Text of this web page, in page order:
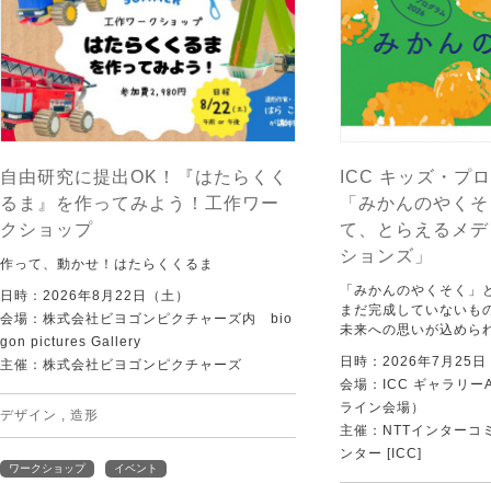
自由研究に提出OK！『はたらくく
るま』を作ってみよう！工作ワー
クショップ
作って、動かせ！はたらくくるま
日時：2026年8月22日（土）
会場：株式会社ビヨゴンピクチャーズ内 bio
gon pictures Gallery
主催：株式会社ビヨゴンピクチャーズ
デザイン , 造形
ワークショップ イベント
ICC キッズ・プ
「みかんのやく
て、とらえるメ
ションズ」
「みかんのやくそく
まだ完成していないも
未来への思いが込めら
日時：2026年7月25
会場：ICC ギャラリー
ライン会場）
主催：NTTインターコ
ンター [ICC]